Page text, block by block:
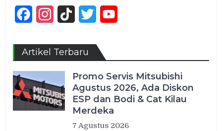
FacebookInstagram
TikTok Twitter
Artikel Terbaru
Promo Servis Mitsubishi
Agustus 2026, Ada Diskon
ESP dan Bodi & Cat Kilau
Merdeka
7 Agustus 2026